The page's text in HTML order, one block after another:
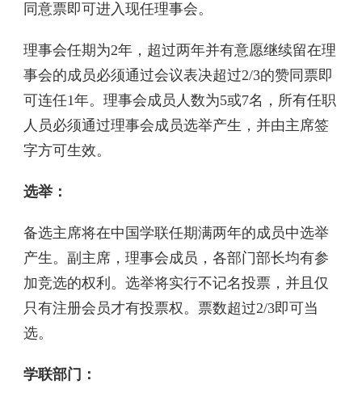
同意票即可进入现任理事会。
理事会任期为2年，超过两年并有意愿继续留在理
事会的成员必须通过会议表决超过2/3的赞同票即
可连任1年。理事会成员人数为5或7名，所有任职
人员必须通过理事会成员选举产生，并由主席签
字方可生效。
选举：
备选主席将在中国学联任期满两年的成员中选举
产生。副主席，理事会成员，各部门部长均有参
加竞选的权利。选举将实行不记名投票，并且仅
只有注册会员才有投票权。票数超过2/3即可当
选。
学联部门：